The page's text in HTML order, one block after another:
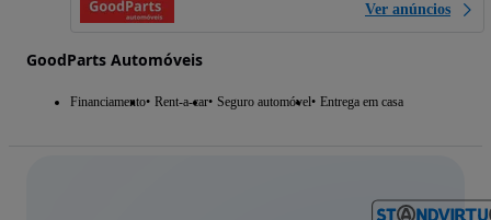
Ver anúncios
GoodParts Automóveis
Financiamento Rent-a-car Seguro automóvel Entrega em casa